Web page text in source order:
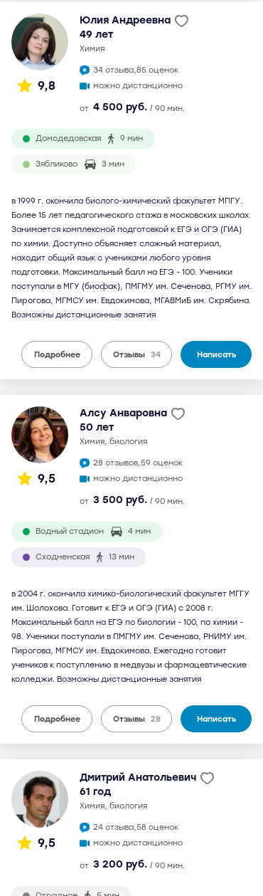
9,8
Юлия Андреевна
49 лет
химия
34 отзыва,85 оценок
можно дистанционно
от 4 500 руб. / 90 мин.
Домодедовская 9 мин
Зябликово 3 мин
в 1999 г. окончила биолого-химический факультет МПГУ.
Более 15 лет педагогического стажа в московских школах.
Занимается комплексной подготовкой к ЕГЭ и ОГЭ (ГИА)
по химии. Доступно объясняет сложный материал,
находит общий язык с учениками любого уровня
подготовки. Максимальный балл на ЕГЭ - 100. Ученики
поступали в МГУ (биофак), ПМГМУ им. Сеченова, РГМУ им.
Пирогова, МГМСУ им. Евдокимова, МГАВМиБ им. Скрябина.
Возможны дистанционные занятия
Подробнее Отзывы 34 Написать
9,5
Алсу Анваровна
50 лет
химия, биология
28 отзывов,59 оценок
можно дистанционно
от 3 500 руб. / 90 мин.
Водный стадион 4 мин
Сходненская 13 мин
в 2004 г. окончила химико-биологический факультет МГГУ
им. Шолохова. Готовит к ЕГЭ и ОГЭ (ГИА) с 2008 г.
Максимальный балл на ЕГЭ по биологии - 100, по химии -
98. Ученики поступали в ПМГМУ им. Сеченова, РНИМУ им.
Пирогова, МГМСУ им. Евдокимова. Ежегодно готовит
учеников к поступлению в медвузы и фармацевтические
колледжи. Возможны дистанционные занятия
Подробнее Отзывы 28 Написать
9,5
Дмитрий Анатольевич
61 год
химия, биология
24 отзыва,58 оценок
можно дистанционно
от 3 200 руб. / 90 мин.